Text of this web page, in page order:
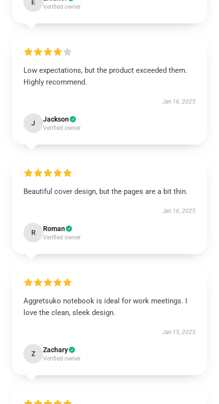
E
Verified owner
Low expectations, but the product exceeded them.
Highly recommend.
Jan 16, 2025
J Jackson
Verified owner
Beautiful cover design, but the pages are a bit thin.
Jan 16, 2025
R Roman
Verified owner
Aggretsuko notebook is ideal for work meetings. I
love the clean, sleek design.
Jan 15, 2025
Z Zachary
Verified owner